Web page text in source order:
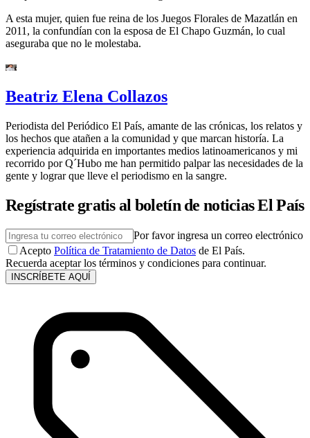
A esta mujer, quien fue reina de los Juegos Florales de Mazatlán en
2011, la confundían con la esposa de El Chapo Guzmán, lo cual
aseguraba que no le molestaba.
Beatriz Elena Collazos
Periodista del Periódico El País, amante de las crónicas, los relatos y
los hechos que atañen a la comunidad y que marcan historía. La
experiencia adquirida en importantes medios latinoamericanos y mi
recorrido por Q´Hubo me han permitido palpar las necesidades de la
gente y lograr que lleve el periodismo en la sangre.
Regístrate gratis al boletín de noticias El País
Por favor ingresa un correo electrónico
Acepto Política de Tratamiento de Datos de El País.
Recuerda aceptar los términos y condiciones para continuar.
INSCRÍBETE AQUÍ